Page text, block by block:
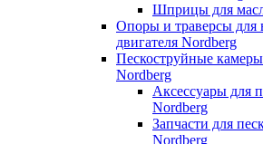
Шприцы для
Опоры и траверсы для
двигателя Nordberg
Пескоструйные
Nordberg
Аксессуары для
Nordberg
Запчасти для
Nordberg